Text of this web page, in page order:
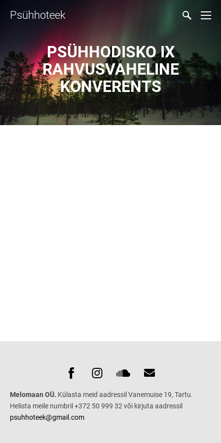
Psühhoteek
PSÜHHODISKO IX
RAHVUSVAHELINE
KONVERENTS
Melomaan OÜ. Külasta meid aadressil Vanemuise 19, Tartu.
Helista meile numbril +372 50 999 32 või kirjuta aadressil
psuhhoteek@gmail.com